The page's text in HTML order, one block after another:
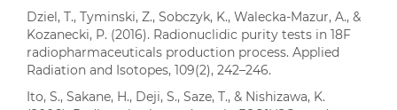
Dziel, T., Tyminski, Z., Sobczyk, K., Walecka-Mazur, A., &
Kozanecki, P. (2016). Radionuclidic purity tests in 18F
radiopharmaceuticals production process. Applied
Radiation and Isotopes, 109(2), 242–246.
Ito, S., Sakane, H., Deji, S., Saze, T., & Nishizawa, K.